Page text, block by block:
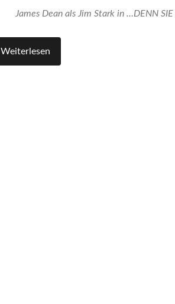
James Dean als Jim Stark in …DENN
Weiterlesen